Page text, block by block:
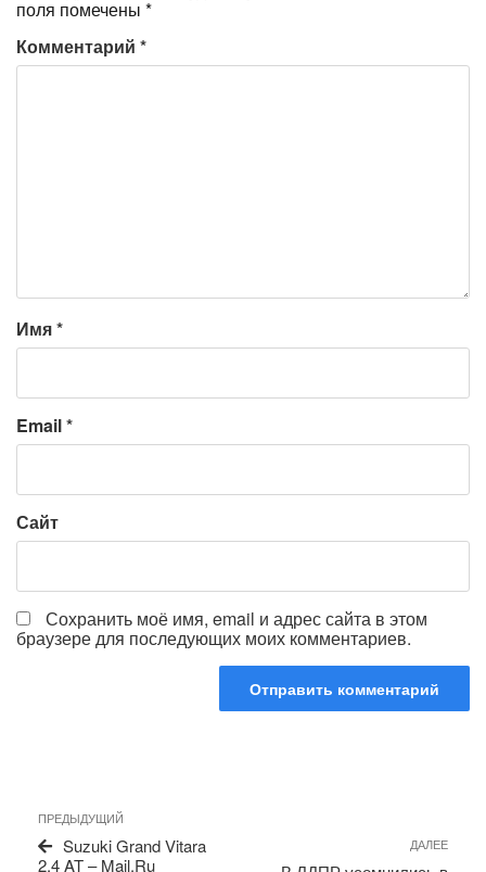
поля помечены *
Комментарий *
Имя*
Email*
Сайт
Сохранить моё имя, email и адрес сайта в этом
браузере для последующих моих комментариев.
по
записям
Предыдущая
запись
ПРЕДЫДУЩИЙ
Suzuki Grand Vitara
2.4 AT – Mail.Ru
ДАЛЕЕ